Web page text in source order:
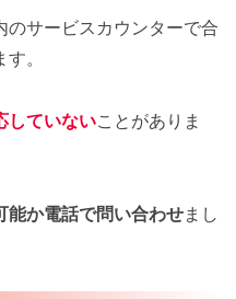
サービスカウンターで合
。
していないことがありま
能か電話で問い合わせまし